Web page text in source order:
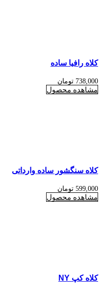
کلاه رافیا ساده
738,000 تومان
مشاهده محصول
کلاه سنگشور ساده وارداتی
599,000 تومان
مشاهده محصول
کلاه کپ NY